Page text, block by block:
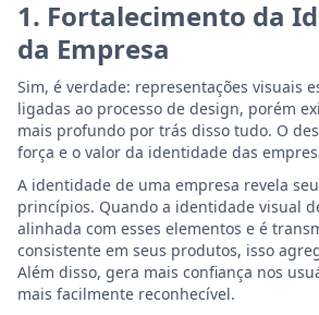
1. Fortalecimento da
da Empresa
Sim, é verdade: representações visuais
ligadas ao processo de design, porém
mais profundo por trás disso tudo. O
força e o valor da identidade das
A identidade de uma empresa revela
princípios. Quando a identidade visual
alinhada com esses elementos e é
consistente em seus produtos, isso
Além disso, gera mais confiança nos
mais facilmente reconhecível.